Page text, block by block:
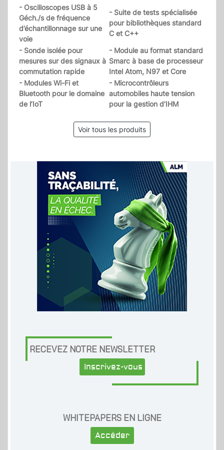
- Oscilloscopes USB à 5
Géch./s de fréquence
d’échantillonnage sur une
voie
- Suite de tests spécialisée
pour bibliothèques standard
C et C++
- Sonde isolée pour
mesures sur des signaux à
commutation rapide
- Module au format standard
Smarc à base de processeur
Intel Atom, N97 et Core
- Modules Wi-Fi et
Bluetooth pour le domaine
de l’IoT
- Microcontrôleurs
automobiles haute tension
pour la gestion d’IHM
Voir tous les produits
RECEVEZ NOTRE NEWSLETTER
Inscrivez-vous
WHITEPAPERS EN LIGNE
Accéder